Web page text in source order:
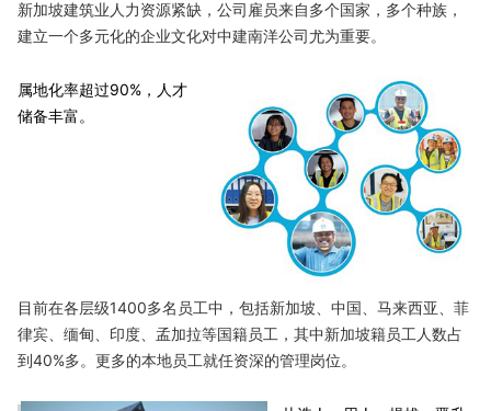
新加坡建筑业人力资源紧缺，公司雇员来自多个国家，多个种族，
建立一个多元化的企业文化对中建南洋公司尤为重要。
属地化率超过90%，人才
储备丰富。
目前在各层级1400多名员工中，包括新加坡、中国、马来西亚、菲
律宾、缅甸、印度、孟加拉等国籍员工，其中新加坡籍员工人数占
到40%多。更多的本地员工就任资深的管理岗位。